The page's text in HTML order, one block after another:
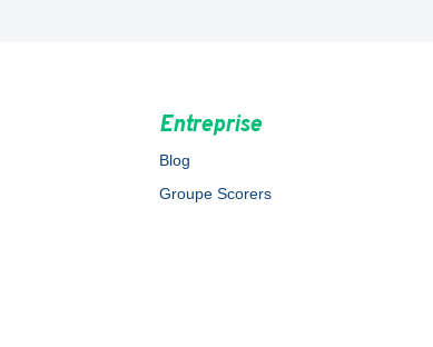
Entreprise
Blog
Groupe Scorers